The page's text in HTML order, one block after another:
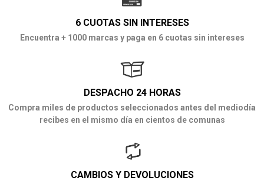
6 CUOTAS SIN INTERESES
Encuentra + 1000 marcas y paga en 6 cuotas sin intereses
DESPACHO 24 HORAS
Compra miles de productos seleccionados antes del mediodía
recibes en el mismo día en cientos de comunas
CAMBIOS Y DEVOLUCIONES